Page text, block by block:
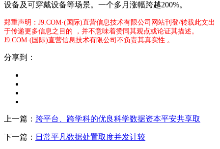
设备及可穿戴设备等场景。一个多月涨幅跨越200%。
郑重声明：J9.COM·(国际)直营信息技术有限公司网站刊登/转载此文出
于传递更多信息之目的 ，并不意味着赞同其观点或论证其描述。
J9.COM·(国际)直营信息技术有限公司不负责其真实性 。
分享到：
上一篇： 跨平台、跨学科的优良科学数据资本平安共享取
下一篇： 日常平凡数据处置取度并发计较